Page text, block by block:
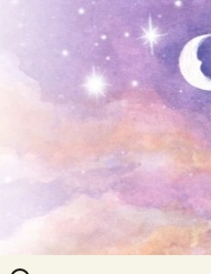
Szukaj: